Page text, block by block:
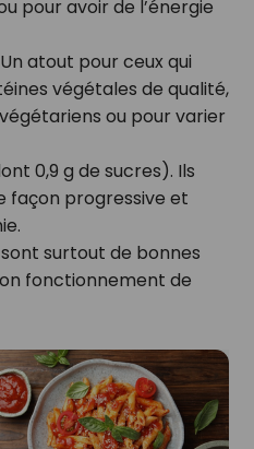
pour avoir de l’énergie
atout pour ceux qui
végétales de qualité,
ou pour varier
0,9 g de sucres). Ils
façon progressive et
sont surtout de bonnes
fonctionnement de